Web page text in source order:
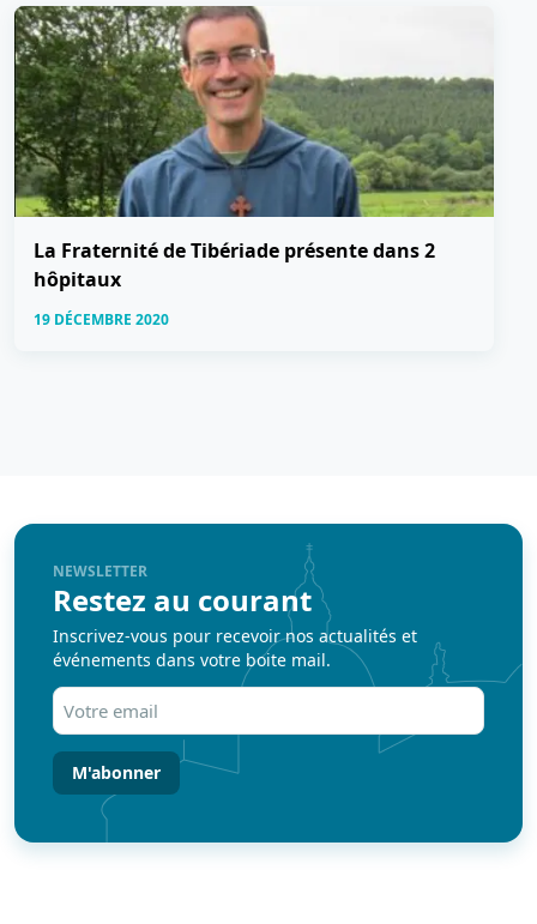
La Fraternité de Tibériade présente dans 2
hôpitaux
19 DÉCEMBRE 2020
NEWSLETTER
Restez au courant
Inscrivez-vous pour recevoir nos actualités et
événements dans votre boite mail.
Votre
email
(Nécessaire)